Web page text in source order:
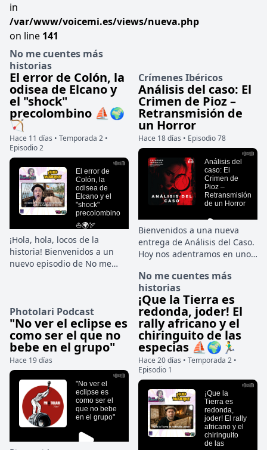
in
/var/www/voicemi.es/views/nueva.php
on line 141
crimen que inicialmente saltó
a los titulares por
frío plan de celos, venganza y
sicariato: el asesinato del
concejal Javier Ardines.
No me cuentes más
historias
El error de Colón, la
odisea de Elcano y
el "shock"
precolombino ⛵🌍
🏹
Hace 11 días • Temporada 2 •
Episodio 2
¡Hola, hola, locos de la
historia! Bienvenidos a un
nuevo episodio de No me
reina absoluta de la ruta
africana, hoy vemos cómo en
los palacios de Castilla se
cortaban los nervios con
cuchillo. Tenían que competir
como fuera en la gran
carrera por los océanos si no
querían convertirse en el
hazmerreír de Europa. Y es
justo en ese momento de
pánico comercial cuando
aparece un tipo con mucha
Crímenes Ibéricos
Análisis del caso: El
Crimen de Pioz –
Retransmisión de
un Horror
Hace 18 días • Episodio 78
Bienvenidos a una nueva
entrega de Análisis del Caso.
Hoy nos adentramos en uno
macabros y perturbadores de
la historia criminal española
reciente: el cuádruple
asesinato de Pioz, en
Guadalajara. Un caso que
desafió los límites de la
resistencia de los propios
investigadores por el estado
de la escena y la
escalofriante psicología del
autor.
Photolari Podcast
"No ver el eclipse es
como ser el que no
bebe en el grupo"
Hace 19 días
No me cuentes más
historias
¡Que la Tierra es
redonda, joder! El
rally africano y el
chiringuito de las
especias ⛵🌍🏃‍♂️
Hace 20 días • Temporada 2 •
Episodio 1